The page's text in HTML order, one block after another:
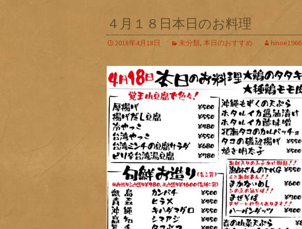
４月１８日本日のお料理
2018年4月18日 未分類, 本日のおすすめ hinoe1966